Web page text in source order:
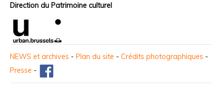
Direction du Patrimoine culturel
NEWS et archives - Plan du site - Crédits photographiques -
Presse -